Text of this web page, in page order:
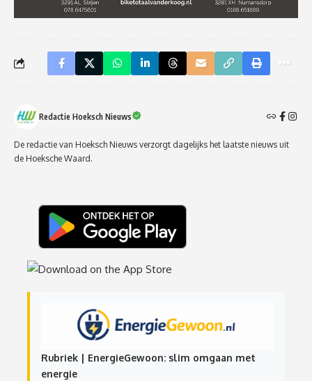
Redactie Hoeksch Nieuws
De redactie van Hoeksch Nieuws verzorgt dagelijks het laatste nieuws uit
de Hoeksche Waard.
Rubriek | EnergieGewoon: slim omgaan met
energie